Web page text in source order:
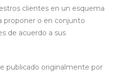
clientes en un esquema
proponer o en conjunto
de acuerdo a sus
publicado originalmente por